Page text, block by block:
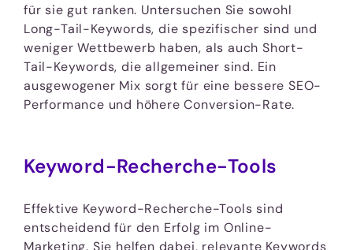
für sie gut ranken. Untersuchen Sie sowohl
Long-Tail-Keywords, die spezifischer sind und
weniger Wettbewerb haben, als auch Short-
Tail-Keywords, die allgemeiner sind. Ein
ausgewogener Mix sorgt für eine bessere SEO-
Performance und höhere Conversion-Rate.
Keyword-Recherche-Tools
Effektive Keyword-Recherche-Tools sind
entscheidend für den Erfolg im Online-